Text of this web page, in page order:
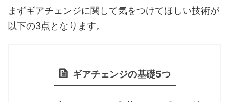
まずギアチェンジに関して気をつけてほしい技術が
以下の3点となります。
ギアチェンジの基礎5つ